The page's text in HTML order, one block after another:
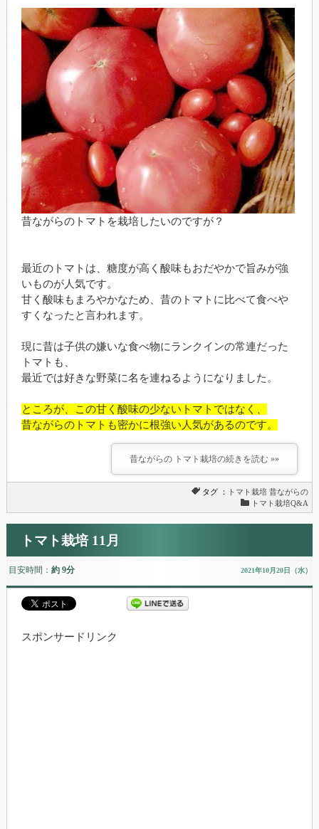
昔ながらのトマトを栽培したいのですが？
最近のトマトは、糖度が高く酸味もおだやかで旨みが強
いものが人気です。
甘く酸味もまろやかなため、昔のトマトに比べて食べや
すくなったと言われます。
現に昔は子供の嫌いな食べ物にランクインの常連だった
トマトも、
最近では好きな野菜に名を連ねるようになりました。
ところが、この甘く酸味の少ないトマトではなく、
昔ながらのトマトも密かに根強い人気があるのです。
昔ながらの トマト栽培の続きを読む »»
タグ ： トマト栽培 昔ながらの
トマト栽培Q&A
トマト栽培 11月
目安時間： 約 9分 2021年10月20日（水）
スポンサードリンク